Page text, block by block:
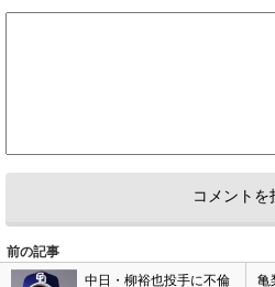
前の記事
中日・柳裕也投手に不倫
亀